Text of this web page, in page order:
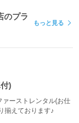
のプラ
もっと見る
)
ーストレンタル(お仕
揃えております♪